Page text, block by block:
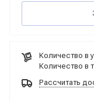
Количество в
Количество в
Рассчитать